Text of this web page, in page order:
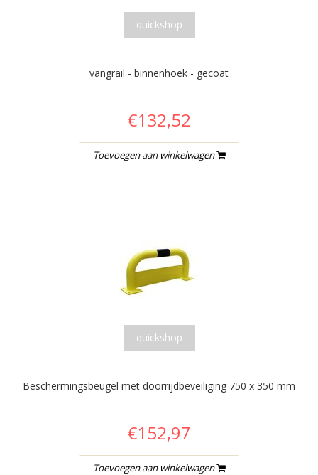
quickshop
vangrail - binnenhoek - gecoat
€132,52
Toevoegen aan winkelwagen
quickshop
Beschermingsbeugel met doorrijdbeveiliging 750 x 350 mm
€152,97
Toevoegen aan winkelwagen